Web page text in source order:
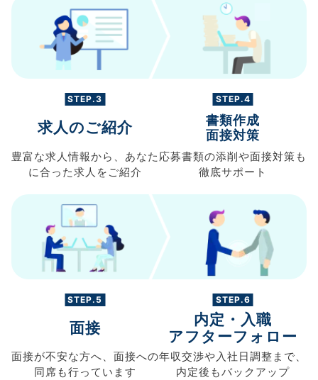
STEP.3
求人のご紹介
豊富な求人情報から、 あなた
に合った求人を ご紹介
STEP.4
書類作成
面接対策
応募書類の添削や面接対策も
徹底サポート
STEP.5
面接
面接が不安な方へ、 面接への
同席も行っています
STEP.6
内定・入職
アフターフォロー
年収交渉や入社日調整まで、
内定後もバックアップ